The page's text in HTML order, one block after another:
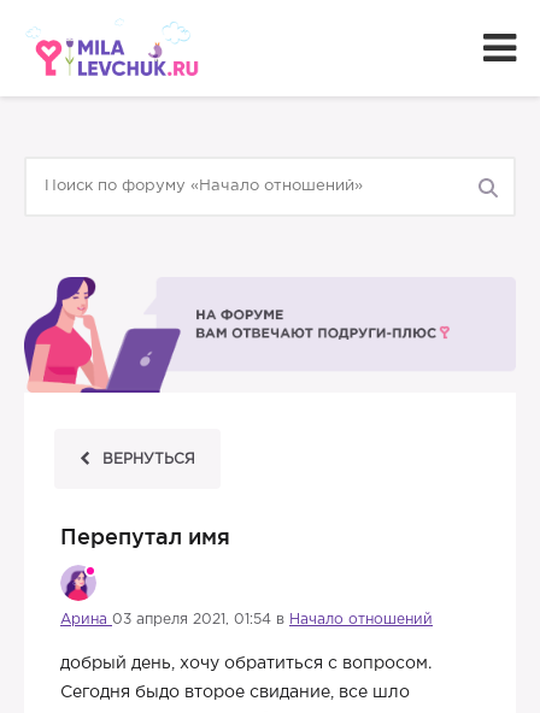
ВЕРНУТЬСЯ
Перепутал имя
Арина 03 апреля 2021, 01:54 в Начало отношений
добрый день, хочу обратиться с вопросом.
Сегодня быдо второе свидание, все шло